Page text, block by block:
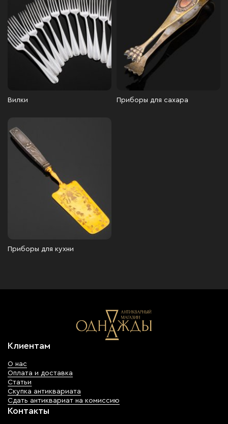
Вилки Приборы для сахара
Приборы для кухни
Клиентам
О нас
Оплата и доставка
Статьи
Скупка антиквариата
Сдать антиквариат на комиссию
Контакты